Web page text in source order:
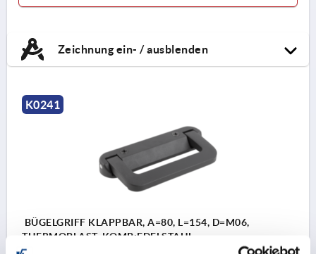
Zeichnung ein- / ausblenden
K0241
BÜGELGRIFF KLAPPBAR, A=80, L=154, D=M06,
THERMOPLAST, KOMP:EDELSTAHL